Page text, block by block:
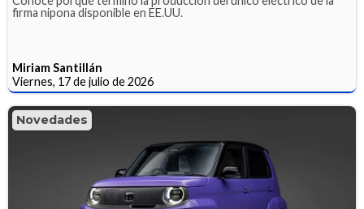
firma nipona disponible en EE.UU.
Miriam Santillán
Viernes, 17 de julio de 2026
Novedades